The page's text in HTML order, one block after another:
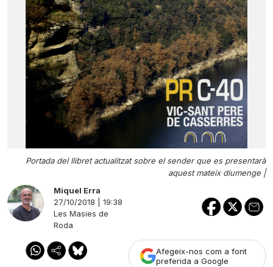
Portada del llibret actualitzat sobre el sender que es presentarà
aquest mateix diumenge |
Miquel Erra
27/10/2018 | 19:38
Les Masies de
Roda
Afegeix-nos com a font
preferida a Google